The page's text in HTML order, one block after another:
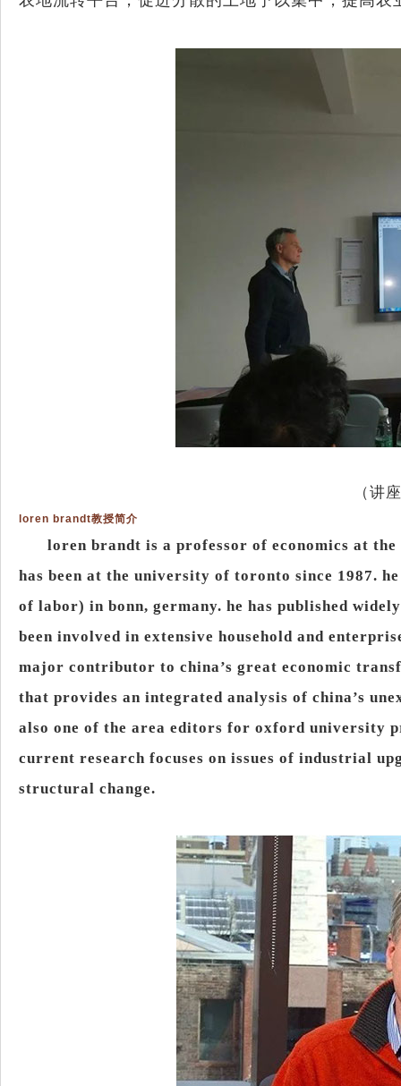
（讲
loren brandt教授简介
loren brandt is a professor of economics at
has been at the university of toronto since 1987.
of labor) in bonn, germany. he has published
been involved in extensive household and
major contributor to china’s great economic
that provides an integrated analysis of china’s
also one of the area editors for oxford university
current research focuses on issues of industrial
structural change.